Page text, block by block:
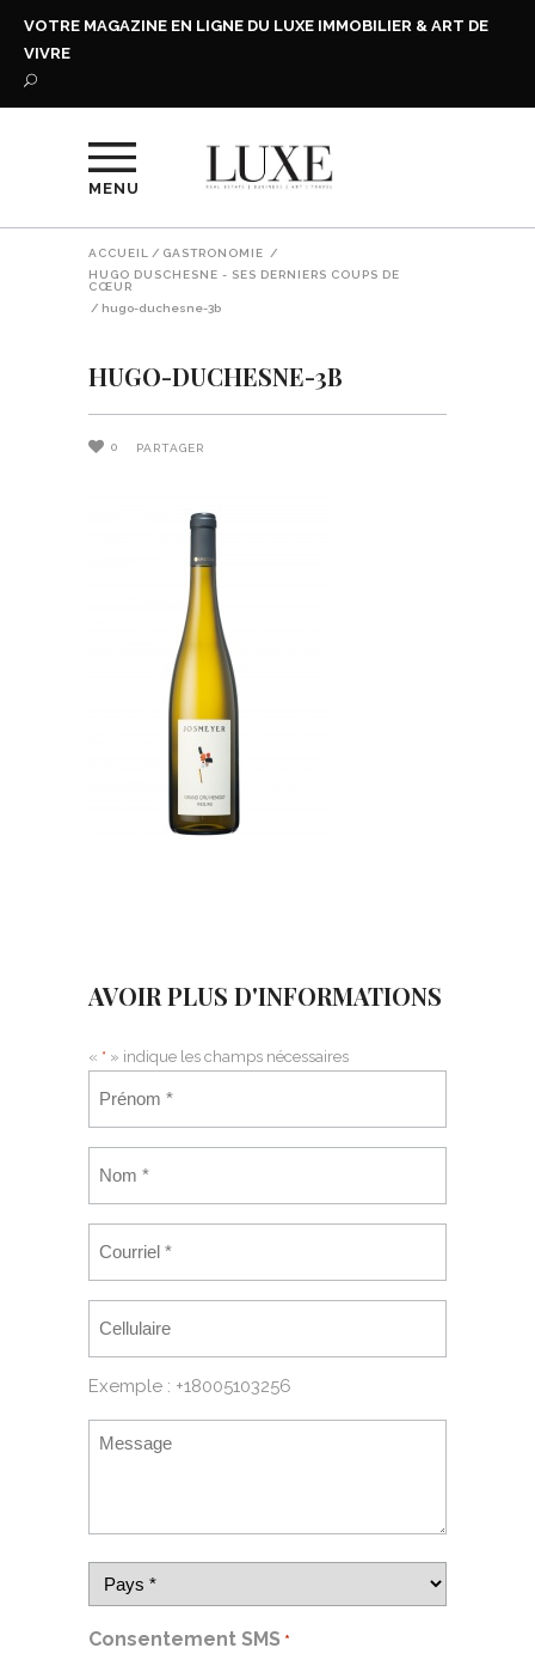
VOTRE MAGAZINE EN LIGNE DU LUXE IMMOBILIER & ART DE
VIVRE
MENU
ACCUEIL / GASTRONOMIE
/
HUGO DUSCHESNE - SES DERNIERS COUPS DE
CŒUR
/ hugo-duchesne-3b
HUGO-DUCHESNE-3B
0 PARTAGER
AVOIR PLUS D'INFORMATIONS
« * » indique les champs nécessaires
Exemple : +18005103256
Consentement SMS *